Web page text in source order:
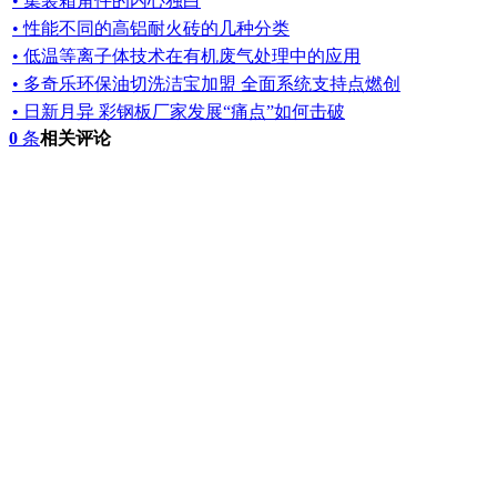
• 性能不同的高铝耐火砖的几种分类
• 低温等离子体技术在有机废气处理中的应用
• 多奇乐环保油切洗洁宝加盟 全面系统支持点燃创
• 日新月异 彩钢板厂家发展“痛点”如何击破
0 条相关评论